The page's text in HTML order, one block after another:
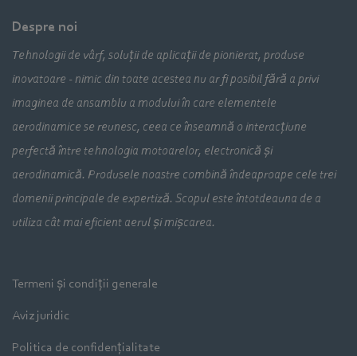
Despre noi
Tehnologii de vârf, soluții de aplicații de pionierat, produse
inovatoare - nimic din toate acestea nu ar fi posibil fără a privi
imaginea de ansamblu a modului în care elementele
aerodinamice se reunesc, ceea ce înseamnă o interacțiune
perfectă între tehnologia motoarelor, electronică și
aerodinamică. Produsele noastre combină îndeaproape cele trei
domenii principale de expertiză. Scopul este întotdeauna de a
utiliza cât mai eficient aerul și mișcarea.
Termeni și condiții generale
Aviz juridic
Politica de confidențialitate